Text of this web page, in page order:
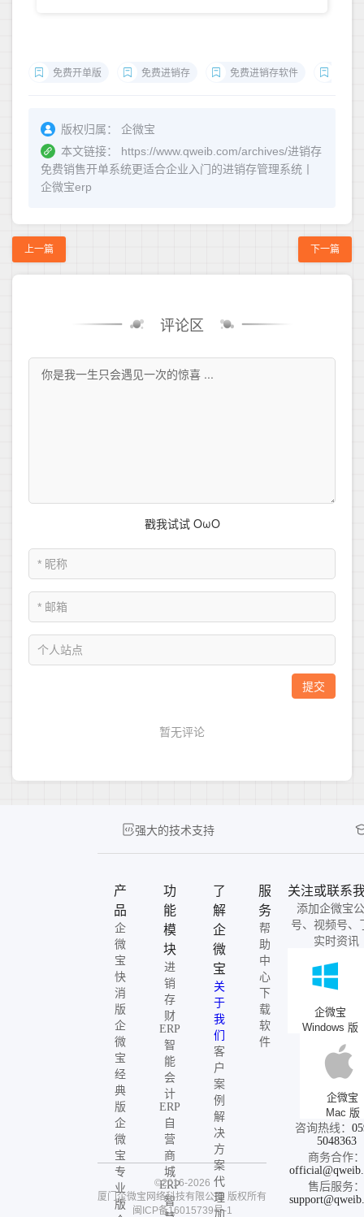
免费开单版 免费进销存 免费进销存软件
版权归属：
企微宝
本文链接：
https://www.qweib.com/archives/进销存
免费销售开单系统更适合企业入门的进销存管理系统丨
企微宝erp
上一篇 下一篇
评论区
强大的技术支持
产
品
企
微
宝
快
消
版
企
微
宝
经
典
版
企
微
宝
专
业
版
功
能
模
块
进
销
存
财
ERP
智
能
会
计
ERP
自
营
商
城
ERP
智
了
解
企
微
宝
关
于
我
们
客
户
案
例
解
决
方
案
代
理
加
服
务
帮
助
中
心
下
载
软
件
关注或联系
添加企微宝
号、视频号、
实时资讯
企微宝
Windows 版
企微宝
Mac 版
咨询热线：
5048363
商务合作：
售后服务：
©2016-2026
厦门企微宝网络科技有限公司 版权所有
闽ICP备16015739号-1